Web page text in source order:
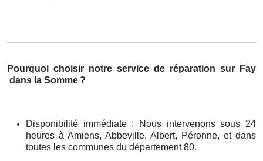
Pourquoi choisir notre service de réparation sur Fay
dans la Somme ?
Disponibilité immédiate : Nous intervenons sous 24
heures à Amiens, Abbeville, Albert, Péronne, et dans
toutes les communes du département 80.